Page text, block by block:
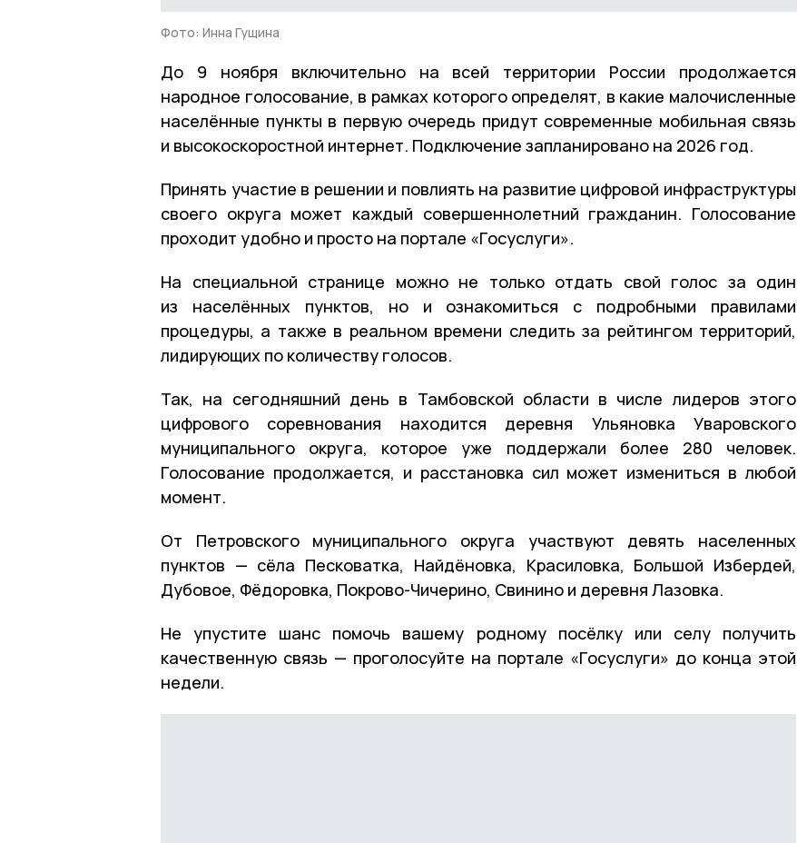
Фото: Инна Гущина
До 9 ноября включительно на всей территории России продолжается
народное голосование, в рамках которого определят, в какие малочисленные
населённые пункты в первую очередь придут современные мобильная связь
и высокоскоростной интернет. Подключение запланировано на 2026 год.
Принять участие в решении и повлиять на развитие цифровой инфраструктуры
своего округа может каждый совершеннолетний гражданин. Голосование
проходит удобно и просто на портале «Госуслуги».
На специальной странице можно не только отдать свой голос за один
из населённых пунктов, но и ознакомиться с подробными правилами
процедуры, а также в реальном времени следить за рейтингом территорий,
лидирующих по количеству голосов.
Так, на сегодняшний день в Тамбовской области в числе лидеров этого
цифрового соревнования находится деревня Ульяновка Уваровского
муниципального округа, которое уже поддержали более 280 человек.
Голосование продолжается, и расстановка сил может измениться в любой
момент.
От Петровского муниципального округа участвуют девять населенных
пунктов — сёла Песковатка, Найдёновка, Красиловка, Большой Избердей,
Дубовое, Фёдоровка, Покрово-Чичерино, Свинино и деревня Лазовка.
Не упустите шанс помочь вашему родному посёлку или селу получить
качественную связь — проголосуйте на портале «Госуслуги» до конца этой
недели.